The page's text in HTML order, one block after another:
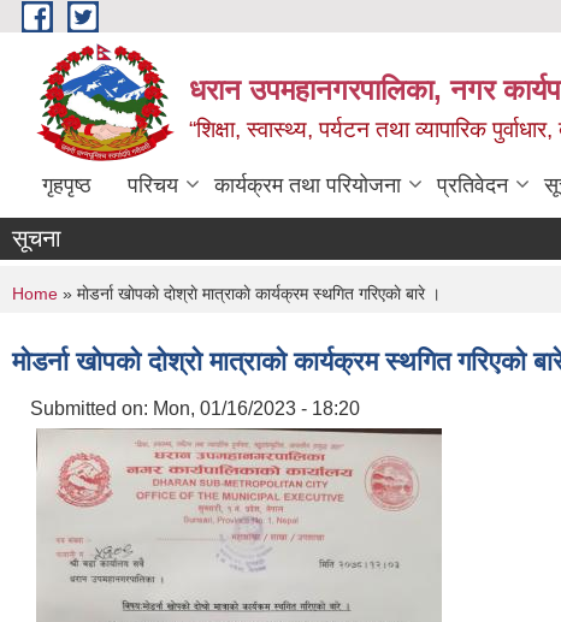
Skip to main content
धरान उपमहानगरपालिका, नगर
“शिक्षा, स्वास्थ्य, पर्यटन तथा व्यापारिक
गृहपृष्ठ परिचय कार्यक्रम तथा परियोजना प्रतिवेदन
सूचना
You are here
Home » माेडर्ना खाेपकाे दाेश्राे मात्राकाे कार्यक्रम स्थगित गरिएकाे बारे ।
माेडर्ना खाेपकाे दाेश्राे मात्राकाे कार्यक्रम स्थगित गरिएकाे
Submitted on: Mon, 01/16/2023 - 18:20